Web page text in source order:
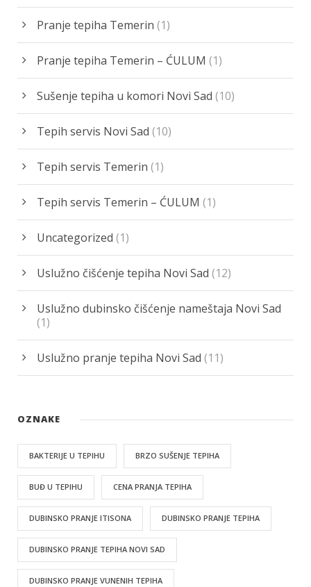
Pranje tepiha Temerin (1)
Pranje tepiha Temerin – ĆULUM (1)
Sušenje tepiha u komori Novi Sad (10)
Tepih servis Novi Sad (10)
Tepih servis Temerin (1)
Tepih servis Temerin – ĆULUM (1)
Uncategorized (1)
Uslužno čišćenje tepiha Novi Sad (12)
Uslužno dubinsko čišćenje nameštaja Novi Sad
(1)
Uslužno pranje tepiha Novi Sad (11)
OZNAKE
BAKTERIJE U TEPIHU BRZO SUŠENJE TEPIHA
BUĐ U TEPIHU CENA PRANJA TEPIHA
DUBINSKO PRANJE ITISONA DUBINSKO PRANJE TEPIHA
DUBINSKO PRANJE TEPIHA NOVI SAD
DUBINSKO PRANJE VUNENIH TEPIHA